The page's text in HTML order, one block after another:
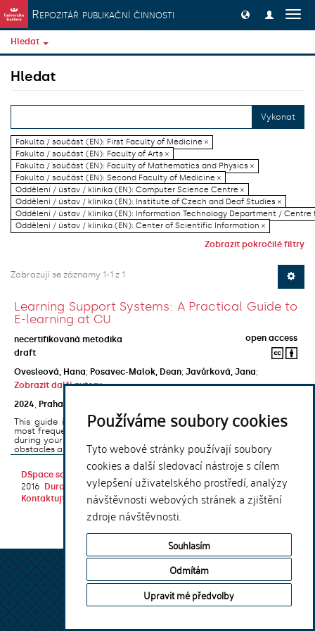
Používáme soubory cookies
Tyto webové stránky používají soubory
cookies a další sledovací nástroje s cílem
vylepšení uživatelského prostředí, analýzy
návštěvnosti webových stránek a zjištění
zdroje návštěvnosti.
Souhlasím
Odmítám
Upravit mé předvolby
Přeskočit na obsah
Repozitář publikační činnosti
Hledat
Hledat
Vykonat
Fakulta / součást (EN): First Faculty of Medicine ×
Fakulta / součást (EN): Faculty of Arts ×
Fakulta / součást (EN): Faculty of Mathematics and Physics ×
Fakulta / součást (EN): Second Faculty of Medicine ×
Oddělení / ústav / klinika (EN): Computer Science Centre ×
Oddělení / ústav / klinika (EN): Institute of Czech and Deaf Studies ×
Oddělení / ústav / klinika (EN): Information Technology Department / Centre
Oddělení / ústav / klinika (EN): Center of Scientific Information ×
Zobrazit pokročilé filtry
Zobrazují se záznamy 1-1 z 1
Learning Support Systems: A Practical Guide to
E-learning at CU
necertifikovaná metodika
open access
draft
Ovesleová, Hana; Posavec-Malok, Dean; Javůrková, Jana;
Zobrazit další autory
2024
Praha
This guide introduces the e-learning support tools that are used
most frequently at Charles University and that you may encounter
during your studies. It will also help you to avoid the most common
obstacles associated ...
DSpace software
2016
DuraSpace
Kontaktujte nás |Vyjádření názoru
Theme by